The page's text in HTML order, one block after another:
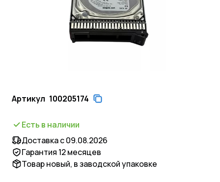
Артикул 100205174
Есть в наличии
Доставка с 09.08.2026
Гарантия 12 месяцев
Товар новый, в заводской упаковке